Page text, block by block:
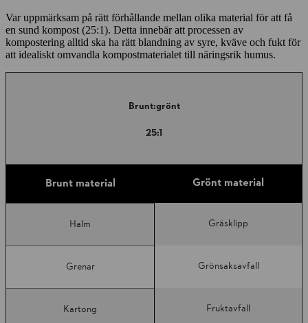
Var uppmärksam på rätt förhållande mellan olika material för att få
en sund kompost (25:1). Detta innebär att processen av
kompostering alltid ska ha rätt blandning av syre, kväve och fukt för
att idealiskt omvandla kompostmaterialet till näringsrik humus.
Brunt:grönt
25:1
Brunt material Grönt material
Halm Gräsklipp
Grenar Grönsaksavfall
Kartong Fruktavfall